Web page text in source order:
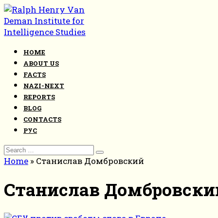
Skip
to
content
HOME
ABOUT US
FACTS
NAZI-NEXT
REPORTS
BLOG
CONTACTS
РУС
Search
for:
Home » Станислав Домбровский
Станислав